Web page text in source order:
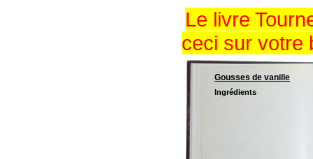
Le livre
ceci sur votre